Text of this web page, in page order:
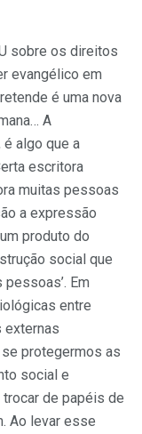
sobre os direitos
evangélico em
é uma nova
A
algo que a
escritora
muitas pessoas
a expressão
produto do
social que
Em
entre
externas
protegermos as
social e
de papéis de
Ao levar esse